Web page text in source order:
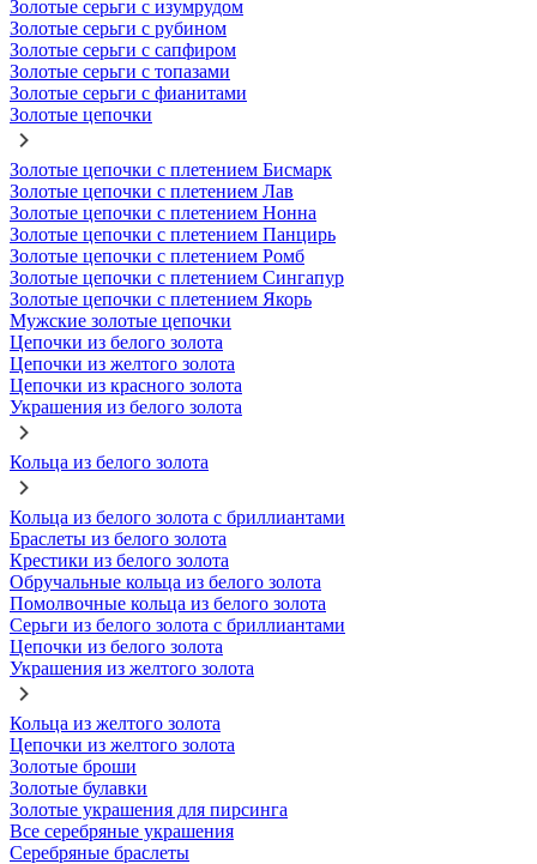
Золотые серьги с изумрудом
Золотые серьги с рубином
Золотые серьги с сапфиром
Золотые серьги с топазами
Золотые серьги с фианитами
Золотые цепочки
Золотые цепочки с плетением Бисмарк
Золотые цепочки с плетением Лав
Золотые цепочки с плетением Нонна
Золотые цепочки с плетением Панцирь
Золотые цепочки с плетением Ромб
Золотые цепочки с плетением Сингапур
Золотые цепочки с плетением Якорь
Мужские золотые цепочки
Цепочки из белого золота
Цепочки из желтого золота
Цепочки из красного золота
Украшения из белого золота
Кольца из белого золота
Кольца из белого золота с бриллиантами
Браслеты из белого золота
Крестики из белого золота
Обручальные кольца из белого золота
Помолвочные кольца из белого золота
Серьги из белого золота с бриллиантами
Цепочки из белого золота
Украшения из желтого золота
Кольца из желтого золота
Цепочки из желтого золота
Золотые броши
Золотые булавки
Золотые украшения для пирсинга
Все серебряные украшения
Серебряные браслеты